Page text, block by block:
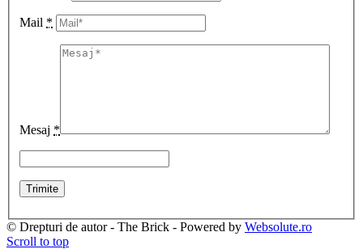
Mail *
Mesaj *
© Drepturi de autor - The Brick - Powered by Websolute.ro
Scroll to top